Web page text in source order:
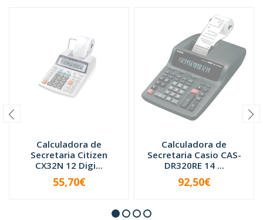
Calculadora de
Secretaria Citizen
CX32N 12 Digi...
INDISPONÍVEL
55,70€
Calculadora de
Secretaria Casio CAS-
DR320RE 14 ...
INDISPONÍVEL
92,50€